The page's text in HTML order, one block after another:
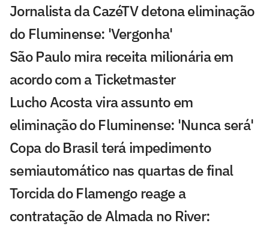
Jornalista da CazéTV detona eliminação
do Fluminense: 'Vergonha'
São Paulo mira receita milionária em
acordo com a Ticketmaster
Lucho Acosta vira assunto em
eliminação do Fluminense: 'Nunca será'
Copa do Brasil terá impedimento
semiautomático nas quartas de final
Torcida do Flamengo reage a
contratação de Almada no River: